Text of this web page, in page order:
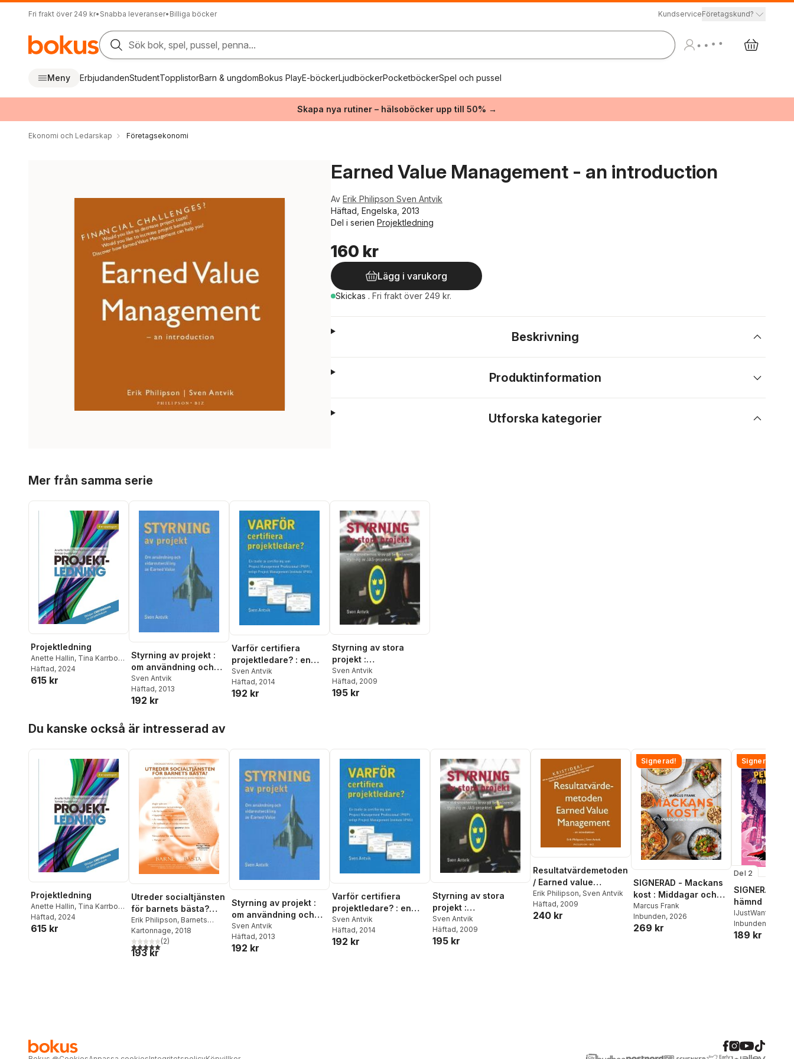
Fri frakt över 249 kr• Snabba leveranser• Billiga böcker KundserviceFöretagskund?
Sök bok, spel, pussel, penna...
Meny ErbjudandenStudentTopplistorBarn & ungdomBokus PlayE-böckerLjudböckerPocketböckerSpel och pussel
Skapa nya rutiner – hälsoböcker upp till 50% →
Ekonomi och Ledarskap Företagsekonomi
Earned Value Management - an introduction
Av Erik Philipson Sven Antvik
Häftad, Engelska, 2013
Del i serien Projektledning
160 kr
Lägg i varukorg
Skickas . Fri frakt över 249 kr.
Beskrivning
Produktinformation
Utforska kategorier
Mer från samma serie
Projektledning
Anette Hallin, Tina Karrbom
Gustavsson,
Gustavsson
Häftad, 2024
615 kr
Styrning av projekt :
om användning och
vidareutveckling av
Earned Value
Sven Antvik
Häftad, 2013
192 kr
Varför certifiera
projektledare? : en
studie av certifiering
som Project
Management
Sven Antvik
Häftad, 2014
192 kr
Styrning av stora
projekt :
statsmakternas krav
på beställarens
styrning av JAS-
Sven Antvik
Häftad, 2009
195 kr
Du kanske också är intresserad av
Projektledning
Anette Hallin, Tina Karrbom
Gustavsson,
Gustavsson
Häftad, 2024
615 kr
Utreder socialtjänsten
för barnets bästa?
Bedöm själv en
anonymiserad
utredning.
Erik Philipson, Barnets
bästa Ideell förening
Kartonnage, 2018
5,0utav 5 stjärnor. Totalt antal röster:
(2)
193 kr
Styrning av projekt :
om användning och
vidareutveckling av
Earned Value
Sven Antvik
Häftad, 2013
192 kr
Varför certifiera
projektledare? : en
studie av certifiering
som Project
Management
Sven Antvik
Häftad, 2014
192 kr
Styrning av stora
projekt :
statsmakternas krav
på beställarens
styrning av JAS-
Sven Antvik
Häftad, 2009
195 kr
Resultatvärdemetoden
/ Earned value
management : en
introduktion
Erik Philipson, Sven Antvik
Häftad, 2009
240 kr
Signerad!
SIGNERAD - Mackans
kost : Middagar och
matlådor
Marcus Frank
Inbunden, 2026
269 kr
Signerad!
Del 2
SIGNERAD -
hämnd
Adolphson
Beer ,Victor Beer
Inbunden
189 kr